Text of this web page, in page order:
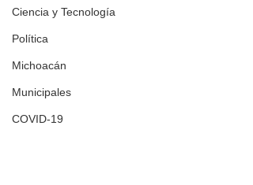
Ciencia y Tecnología
Política
Michoacán
Municipales
COVID-19